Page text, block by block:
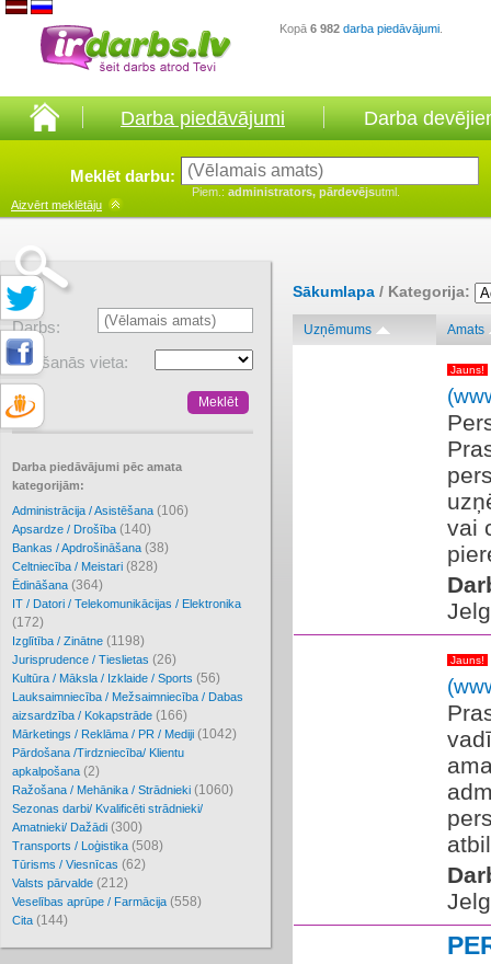
Kopā 6 982 darba piedāvājumi
Darba piedāvājumi Darba
Meklēt darbu:
Piem.: administrators, pārdevējsutml.
Aizvērt meklētāju
Darbs:
Atrašanās vieta:
Darba piedāvājumi pēc amata
kategorijām:
Administrācija / Asistēšana (106)
Apsardze / Drošība (140)
Bankas / Apdrošināšana (38)
Celtniecība / Meistari (828)
Ēdināšana (364)
IT / Datori / Telekomunikācijas / Elektronika
(172)
Izglītība / Zinātne (1198)
Jurisprudence / Tieslietas (26)
Kultūra / Māksla / Izklaide / Sports (56)
Lauksaimniecība / Mežsaimniecība / Dabas
aizsardzība / Kokapstrāde (166)
Mārketings / Reklāma / PR / Mediji (1042)
Pārdošana /Tirdzniecība/ Klientu
apkalpošana (2)
Ražošana / Mehānika / Strādnieki (1060)
Sezonas darbi/ Kvalificēti strādnieki/
Amatnieki/ Dažādi (300)
Transports / Loģistika (508)
Tūrisms / Viesnīcas (62)
Valsts pārvalde (212)
Veselības aprūpe / Farmācija (558)
Cita (144)
Sākumlapa / Kategorija:
Uzņēmums Amats
Jauns!
vai
Jauns!